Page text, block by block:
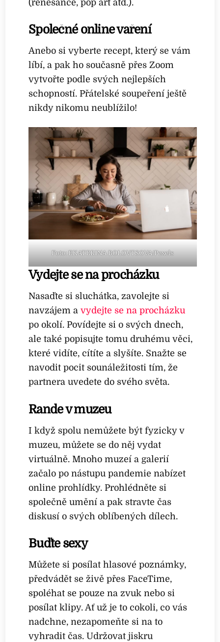
(renesance, pop art atd.).
Společné online vaření
Anebo si vyberte recept, který se vám
líbí, a pak ho současně přes Zoom
vytvořte podle svých nejlepších
schopností. Přátelské soupeření ještě
nikdy nikomu neublížilo!
Foto: EKATERINA BOLOVTSOVA/Pexels
Vydejte se na procházku
Nasaďte si sluchátka, zavolejte si
navzájem avydejte se na procházku
po okolí. Povídejte si o svých dnech,
ale také popisujte tomu druhému věci,
které vidíte, cítíte a slyšíte. Snažte se
navodit pocit sounáležitosti tím, že
partnera uvedete do svého světa.
Rande v muzeu
I když spolu nemůžete být fyzicky v
muzeu, můžete se do něj vydat
virtuálně. Mnoho muzeí a galerií
začalo po nástupu pandemie nabízet
online prohlídky. Prohlédněte si
společně umění a pak stravte čas
diskusí o svých oblíbených dílech.
Buďte sexy
Můžete si posílat hlasové poznámky,
předvádět se živě přes FaceTime,
spoléhat se pouze na zvuk nebo si
posílat klipy. Ať už je to cokoli, co vás
nadchne, nezapomeňte si na to
vyhradit čas. Udržovat jiskru